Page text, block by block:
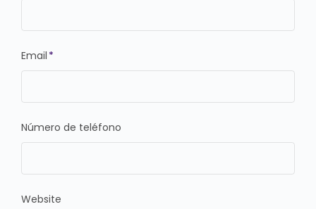
Email *
Número de teléfono
Website